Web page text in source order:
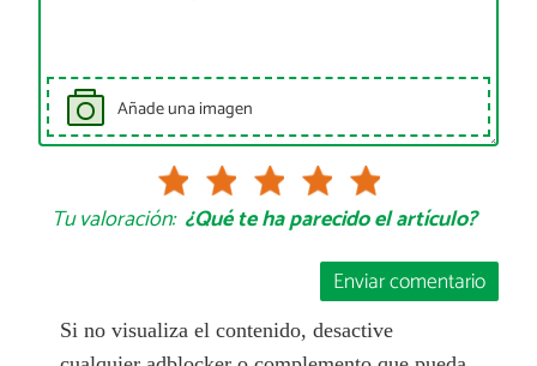
Añade una imagen
Tu valoración: ¿Qué te ha parecido el artículo?
Enviar comentario
Si no visualiza el contenido, desactive